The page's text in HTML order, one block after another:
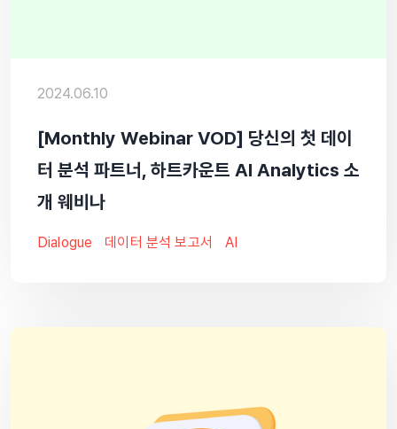
2024.06.10
[Monthly Webinar VOD] 당신의 첫 데이
터 분석 파트너, 하트카운트 AI Analytics 소
개 웨비나
Dialogue 데이터 분석 보고서 AI